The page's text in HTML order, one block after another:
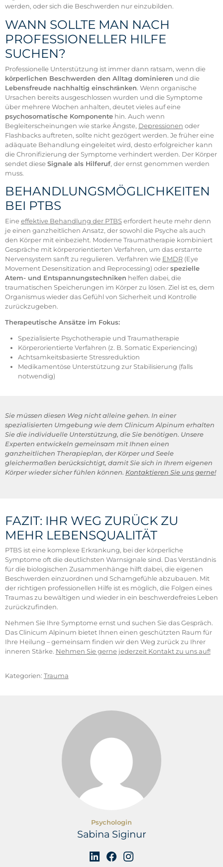
werden, oder sich die Beschwerden nur einzubilden.
WANN SOLLTE MAN NACH
PROFESSIONELLER HILFE
SUCHEN?
Professionelle Unterstützung ist immer dann ratsam, wenn die
körperlichen Beschwerden den Alltag dominieren und die
Lebensfreude nachhaltig einschränken. Wenn organische
Ursachen bereits ausgeschlossen wurden und die Symptome
über mehrere Wochen anhalten, deutet vieles auf eine
psychosomatische Komponentehin. Auch wenn
Begleiterscheinungen wie starke Ängste, Depressionen oder
Flashbacks auftreten, sollte nicht gezögert werden. Je früher eine
adäquate Behandlung eingeleitet wird, desto erfolgreicher kann
die Chronifizierung der Symptome verhindert werden. Der Körper
sendet diese Signale als Hilferuf, der ernst genommen werden
muss.
BEHANDLUNGSMÖGLICHKEITEN
BEI PTBS
Eine effektive Behandlung der PTBSerfordert heute mehr denn
je einen ganzheitlichen Ansatz, der sowohl die Psyche als auch
den Körper mit einbezieht. Moderne Traumatherapie kombiniert
Gespräche mit körperorientierten Verfahren, um das erstarrte
Nervensystem sanft zu regulieren. Verfahren wie EMDR(Eye
Movement Desensitization and Reprocessing) oderspezielle
Atem- und Entspannungstechniken helfen dabei, die
traumatischen Speicherungen im Körper zu lösen. Ziel ist es, dem
Organismus wieder das Gefühl von Sicherheit und Kontrolle
zurückzugeben.
Therapeutische Ansätze im Fokus:
Spezialisierte Psychotherapie und Traumatherapie
Körperorientierte Verfahren (z. B. Somatic Experiencing)
Achtsamkeitsbasierte Stressreduktion
Medikamentöse Unterstützung zur Stabilisierung (falls
notwendig)
Sie müssen diesen Weg nicht alleine gehen. In einer
spezialisierten Umgebung wie dem Clinicum Alpinum erhalten
Sie die individuelle Unterstützung, die Sie benötigen. Unsere
Experten entwickeln gemeinsam mit Ihnen einen
ganzheitlichen Therapieplan, der Körper und Seele
gleichermaßen berücksichtigt, damit Sie sich in Ihrem eigenen
Körper wieder sicher fühlen können. Kontaktieren Sie uns gerne!
FAZIT: IHR WEG ZURÜCK ZU
MEHR LEBENSQUALITÄT
PTBS ist eine komplexe Erkrankung, bei der körperliche
Symptome oft die deutlichsten Warnsignale sind. Das Verständnis
für die biologischen Zusammenhänge hilft dabei, die eigenen
Beschwerden einzuordnen und Schamgefühle abzubauen. Mit
der richtigen professionellen Hilfe ist es möglich, die Folgen eines
Traumas zu bewältigen und wieder in ein beschwerdefreies Leben
zurückzufinden.
Nehmen Sie Ihre Symptome ernst und suchen Sie das Gespräch.
Das Clinicum Alpinum bietet Ihnen einen geschützten Raum für
Ihre Heilung – gemeinsam finden wir den Weg zurück zu Ihrer
inneren Stärke. Nehmen Sie gerne jederzeit Kontakt zu uns auf!
Kategorien: Trauma
Psychologin
Sabina Siginur